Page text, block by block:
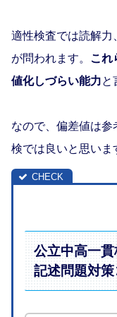
適性検査では読解力
が問われます。 これ
値化しづらい能力と
なので、偏差値は
検では良いと思いま
公立中高一
記述問題対